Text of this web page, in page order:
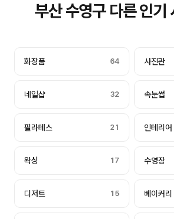
부산 수영구 다른 인기
화장품 64 사진관
네일샵 32 속눈썹
필라테스 21 인테리어
왁싱 17 수영장
디저트 15 베이커리